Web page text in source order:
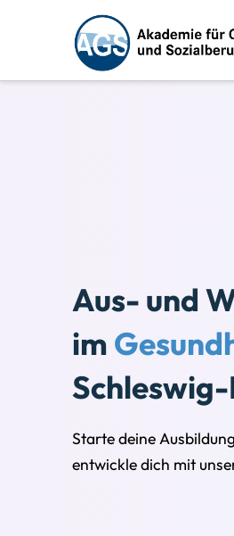
Aus- und
im
Starte deine
entwickle dich mit